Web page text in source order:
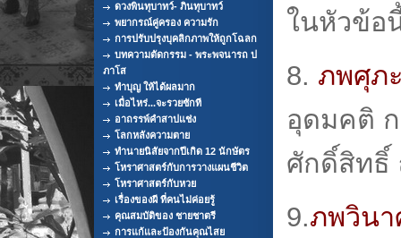
ดวงพินทุบาทว์- ภินทุบาทว์
พยากรณ์คู่ครอง ความรัก
การปรับปรุงบุคลิกภาพให้ถูกโฉลก
บทความตัดกรรม - พระพจนารถ ป
ภาโส
ทำบุญ ให้ได้ผลมาก
เมื่อไหร่...จะรวยซักที
อาถรรพ์คำสาปแช่ง
โลกหลังความตาย
ทำนายนิสัยจากปีเกิด 12 นักษัตร
โหราศาสตร์กับการวางแผนชีวิต
โหราศาสตร์กับหวย
เรื่องของผี ที่คนไม่ค่อยรู้
คุณสมบัติของ ชายชาตรี
การแก้และป้องกันคุณไสย
ในหัวข้อ
8. ภพศุภ
อุดมคติ
ศักดิ์สิทธิ์
9.ภพวิน